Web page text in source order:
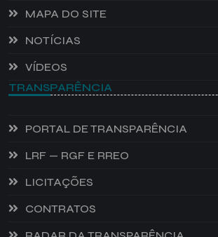
MAPA DO SITE
NOTÍCIAS
VÍDEOS
TRANSPARÊNCIA
PORTAL DE TRANSPARÊNCIA
LRF — RGF E RREO
LICITAÇÕES
CONTRATOS